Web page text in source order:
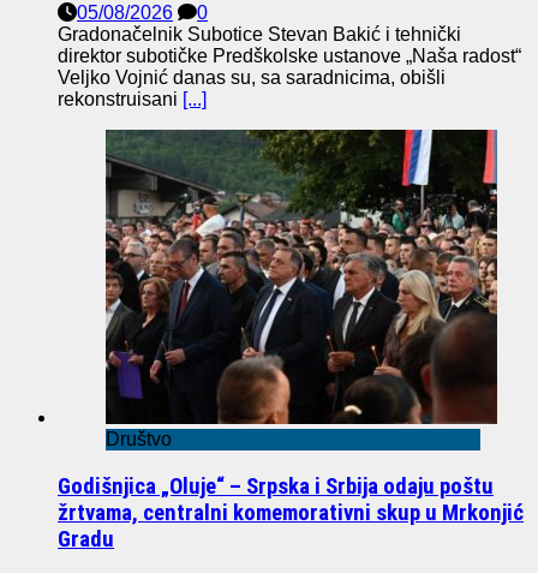
05/08/2026
0
Gradonačelnik Subotice Stevan Bakić i tehnički
direktor subotičke Predškolske ustanove „Naša radost“
Veljko Vojnić danas su, sa saradnicima, obišli
rekonstruisani [...]
Društvo
Godišnjica „Oluje“ – Srpska i Srbija odaju poštu
žrtvama, centralni komemorativni skup u Mrkonjić
Gradu